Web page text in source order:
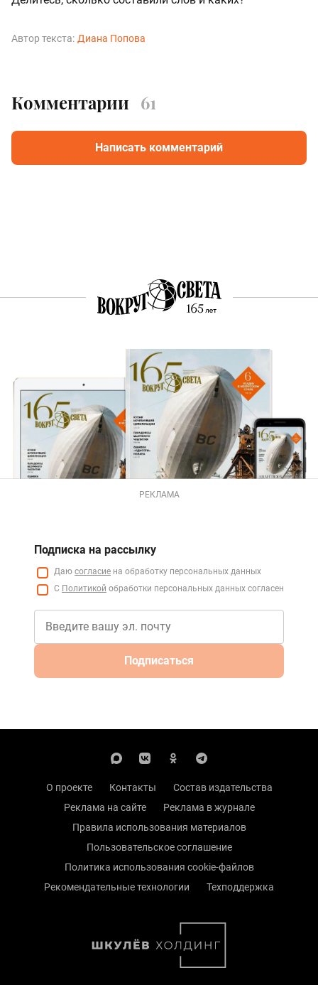
Автор текста: Диана Попова
Комментарии 61
Написать комментарий
РЕКЛАМА
Подписка на рассылку
Даю согласие на обработку персональных данных
С Политикой обработки персональных данных согласен
Подписаться
О проекте Контакты
Состав издательства
Реклама на сайте
Реклама в журнале
Правила использования материалов
Пользовательское соглашение
Политика использования cookie-файлов
Рекомендательные технологии
Техподдержка